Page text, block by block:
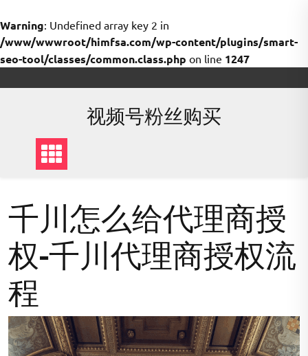
Warning: Undefined array key 2 in
/www/wwwroot/himfsa.com/wp-content/plugins/smart-
seo-tool/classes/common.class.php on line 1247
to
视频号粉丝购买
千川怎么给代理商授
权-千川代理商授权流
程